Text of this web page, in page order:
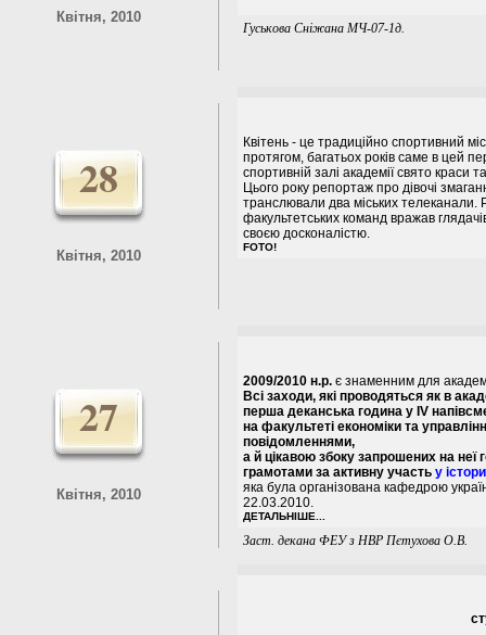
Квітня, 2010
Гуськова Сніжана МЧ-07-1д.
28
Квітня, 2010
Квітень - це традиційно спортивний
протягом, багатьох років саме в цей
спортивній залі академії свято краси
Цього року репортаж про дівочі
транслювали два міських телеканали.
факультетських команд вражав
своєю досконалістю.
FOTO!
27
Квітня, 2010
2009/2010 н.р. є знаменним для
Всі заходи, які проводяться як в
перша деканська година у IV
на факультеті економіки та
повідомленнями,
а й цікавою збоку запрошених на неї
грамотами за активну участь у
яка була організована кафедрою
22.03.2010.
ДЕТАЛЬНІШЕ...
Заст. декана ФЕУ з НВР Пєтухова О.В.